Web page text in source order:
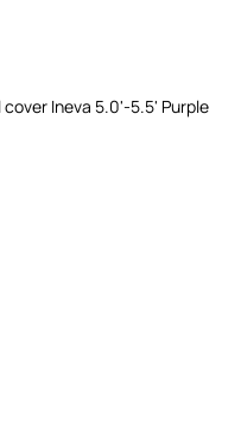
Ineva 5.0'-5.5' Purple